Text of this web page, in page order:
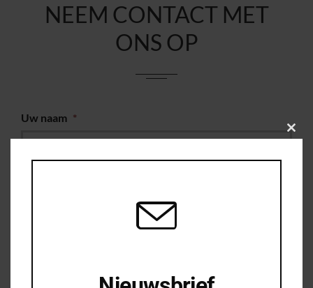
NEEM CONTACT MET
ONS OP
Uw naam *
Uw telefoonnummer